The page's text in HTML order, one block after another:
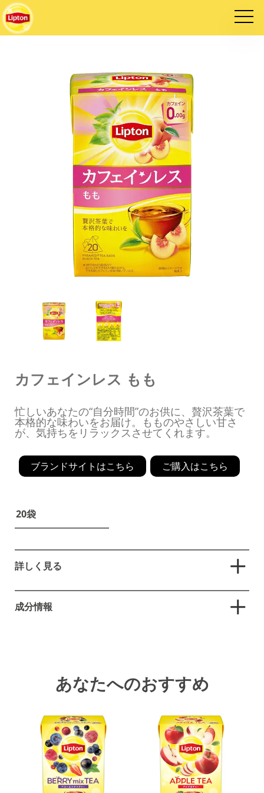
カフェインレス もも
忙しいあなたの“自分時間”のお供に、贅沢茶葉で
本格的な味わいをお届け。もものやさしい甘さ
が、気持ちをリラックスさせてくれます。
ブランドサイトはこちら ご購入はこちら
20袋
詳しく見る
忙しいあなたの”自分時間”のお供に。「カフェインレスな
もものやさしい香りと紅茶のおいしさをどちらも楽しめる
*1杯150ml(1袋)あたり。おいしさをできるだけ保ちなが
ら、できる限りカフェインを取り除いています。
成分情報
あなたへのおすすめ